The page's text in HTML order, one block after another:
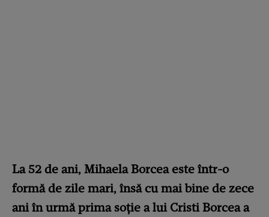
La 52 de ani, Mihaela Borcea este într-o
formă de zile mari, însă cu mai bine de zece
ani în urmă prima soție a lui Cristi Borcea a